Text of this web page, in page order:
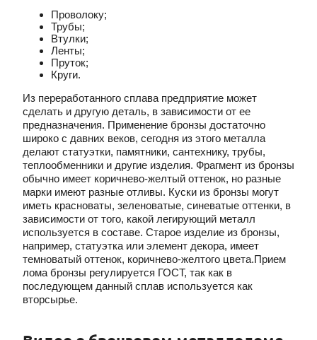
Проволоку;
Трубы;
Втулки;
Ленты;
Пруток;
Круги.
Из переработанного сплава предприятие может
сделать и другую деталь, в зависимости от ее
предназначения. Применение бронзы достаточно
широко с давних веков, сегодня из этого металла
делают статуэтки, памятники, сантехнику, трубы,
теплообменники и другие изделия. Фрагмент из бронзы
обычно имеет коричнево-желтый оттенок, но разные
марки имеют разные отливы. Куски из бронзы могут
иметь красноваты, зеленоватые, синеватые оттенки, в
зависимости от того, какой легирующий металл
используется в составе. Старое изделие из бронзы,
например, статуэтка или элемент декора, имеет
темноватый оттенок, коричнево-желтого цвета.Прием
лома бронзы регулируется ГОСТ, так как в
последующем данный сплав используется как
вторсырье.